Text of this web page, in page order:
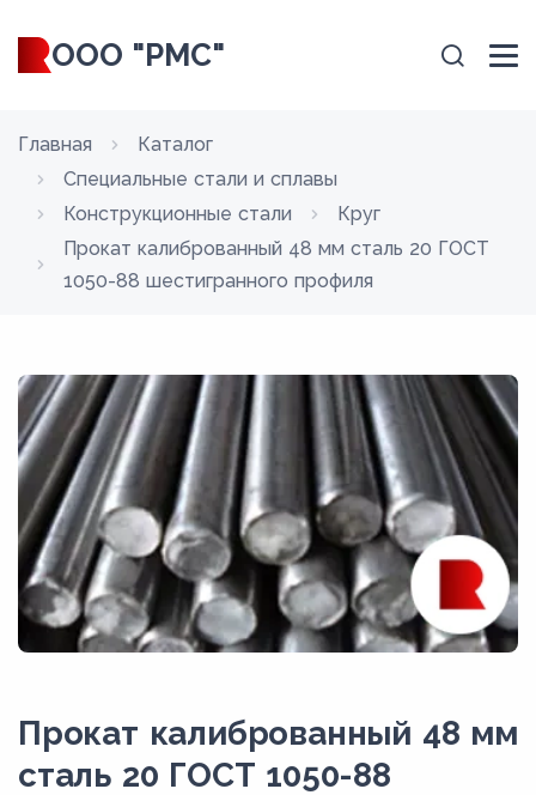
ООО "РМС"
Главная
Каталог
Специальные стали и сплавы
Конструкционные стали
Круг
Прокат калиброванный 48 мм сталь 20 ГОСТ
1050-88 шестигранного профиля
Прокат калиброванный 48 мм
сталь 20 ГОСТ 1050-88